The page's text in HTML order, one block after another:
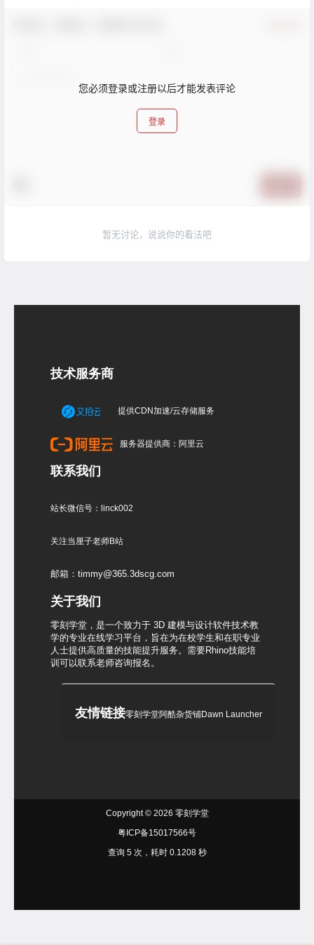
您必须登录或注册以后才能发表评论
登录
暂无讨论，说说你的看法吧
技术服务商
提供CDN加速/云存储服务
服务器提供商：阿里云
联系我们
站长微信号：linck002
关注当厘子老师B站
邮箱：timmy@365.3dscg.com
关于我们
零刻学堂，是一个致力于 3D 建模与设计软件技术教
学的专业在线学习平台，旨在为在校学生和在职专业
人士提供高质量的技能提升服务。需要Rhino技能培
训可以联系老师咨询报名。
友情链接零刻学堂阿酷杂货铺Dawn Launcher
Copyright © 2026 零刻学堂
粤ICP备15017566号
查询 5 次，耗时 0.1208 秒